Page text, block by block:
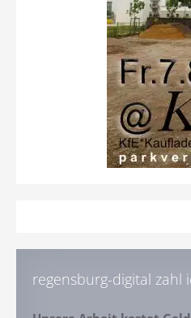
regensburg-digital zahl